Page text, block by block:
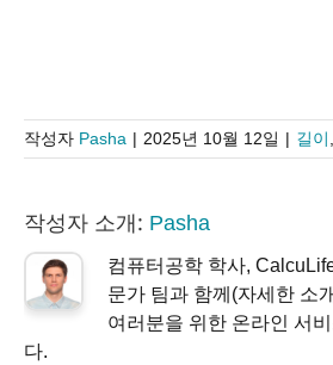
작성자 Pasha | 2025년 10월 12일 | 길이,
작성자 소개: Pasha
컴퓨터공학 학사,
문가 팀과 함께(자세한 소
여러분을 위한 온라인 서
다.